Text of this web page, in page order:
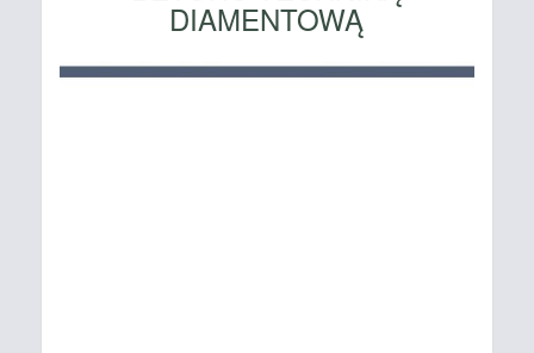
DIAMENTOWĄ